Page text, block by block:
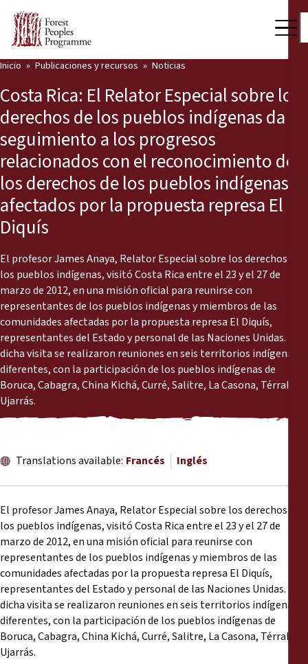
Quiénes somos
Sala de prensa
Apóyenos
Nuestro trabajo
Voces comunitarias
Socios y Países
Últimas noticias
Publicaciones y recursos
Back
Publicaciones y recursos
Noticias
Informes
Comunicados de prensa
Materiales de capacitación
Presentaciones legales
Declaraciones
Informes anuales
Inicio Publicaciones y recursos Noticias
Costa Rica: El Relator Especial sobre los
derechos de los pueblos indígenas da
seguimiento a los progresos
relacionados con el reconocimiento de
los derechos de los pueblos indígenas
afectados por la propuesta represa El
Diquís
El profesor James Anaya, Relator Especial sobre los derechos de
los pueblos indígenas, visitó Costa Rica entre el 23 y el 27 de
marzo de 2012, en una misión oficial para reunirse con
representantes de los pueblos indígenas y miembros de las
comunidades afectadas por la propuesta represa El Diquís,
representantes del Estado y personal de las Naciones Unidas. En
dicha visita se realizaron reuniones en seis territorios indígenas
diferentes, con la participación de los pueblos indígenas de
Boruca, Cabagra, China Kichá, Curré, Salitre, La Casona, Térraba y
Ujarrás.
Translations available: Francés Inglés
El profesor James Anaya, Relator Especial sobre los derechos de
los pueblos indígenas, visitó Costa Rica entre el 23 y el 27 de
marzo de 2012, en una misión oficial para reunirse con
representantes de los pueblos indígenas y miembros de las
comunidades afectadas por la propuesta represa El Diquís,
representantes del Estado y personal de las Naciones Unidas. En
dicha visita se realizaron reuniones en seis territorios indígenas
diferentes, con la participación de los pueblos indígenas de
Boruca, Cabagra, China Kichá, Curré, Salitre, La Casona, Térraba y
Ujarrás.